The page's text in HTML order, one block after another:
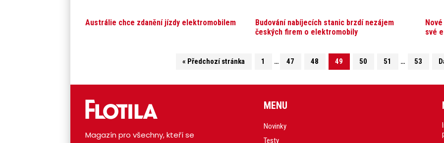
Austrálie chce zdanění jízdy elektromobilem
Budování nabíjecích stanic brzdí nezájem
českých firem o elektromobily
své
« Předchozí stránka 1 … 47 48 49 50 51 … 53
Magazín pro všechny, kteří se
MENU
Novinky
Testy